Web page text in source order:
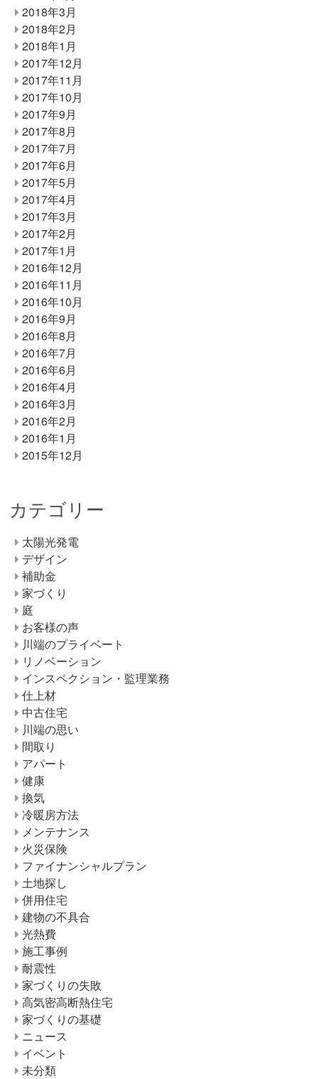
2018年3月
2018年2月
2018年1月
2017年12月
2017年11月
2017年10月
2017年9月
2017年8月
2017年7月
2017年6月
2017年5月
2017年4月
2017年3月
2017年2月
2017年1月
2016年12月
2016年11月
2016年10月
2016年9月
2016年8月
2016年7月
2016年6月
2016年4月
2016年3月
2016年2月
2016年1月
2015年12月
カテゴリー
太陽光発電
デザイン
補助金
家づくり
庭
お客様の声
川端のプライベート
リノベーション
インスペクション・監理業務
仕上材
中古住宅
川端の思い
間取り
アパート
健康
換気
冷暖房方法
メンテナンス
火災保険
ファイナンシャルプラン
土地探し
併用住宅
建物の不具合
光熱費
施工事例
耐震性
家づくりの失敗
高気密高断熱住宅
家づくりの基礎
ニュース
イベント
未分類